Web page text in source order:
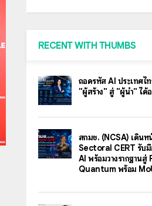
RECENT WITH THUMBS
ถอดรหัส AI ประเทศไ
"ผู้สร้าง" สู่ "ผู้นำ" ได้อ
สกมช. (NCSA) เดินห
Sectoral CERT รับมื
AI พร้อมวางรากฐาน
Quantum พร้อม